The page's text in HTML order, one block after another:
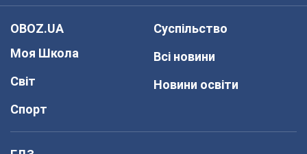
OBOZ.UA
Моя Школа
Світ
Спорт
Суспільство
Всі новини
Новини освіти